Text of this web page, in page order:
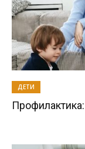
ДЕТИ